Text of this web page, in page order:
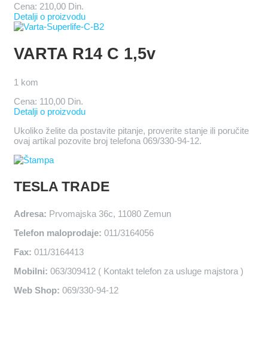
Cena: 210,00 Din.
Detalji o proizvodu
VARTA R14 C 1,5v
1 kom
Cena: 110,00 Din.
Detalji o proizvodu
Ukoliko želite da postavite pitanje, proverite stanje ili poručite
ovaj artikal pozovite broj telefona 069/330-94-12.
TESLA TRADE
Adresa: Prvomajska 36c, 11080 Zemun
Telefon maloprodaje: 011/3164056
Fax: 011/3164413
Mobilni: 063/309412 ( Kontakt telefon za usluge majstora )
Web Shop: 069/330-94-12